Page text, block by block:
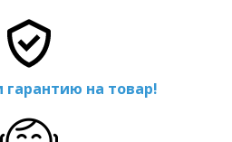
на товар!